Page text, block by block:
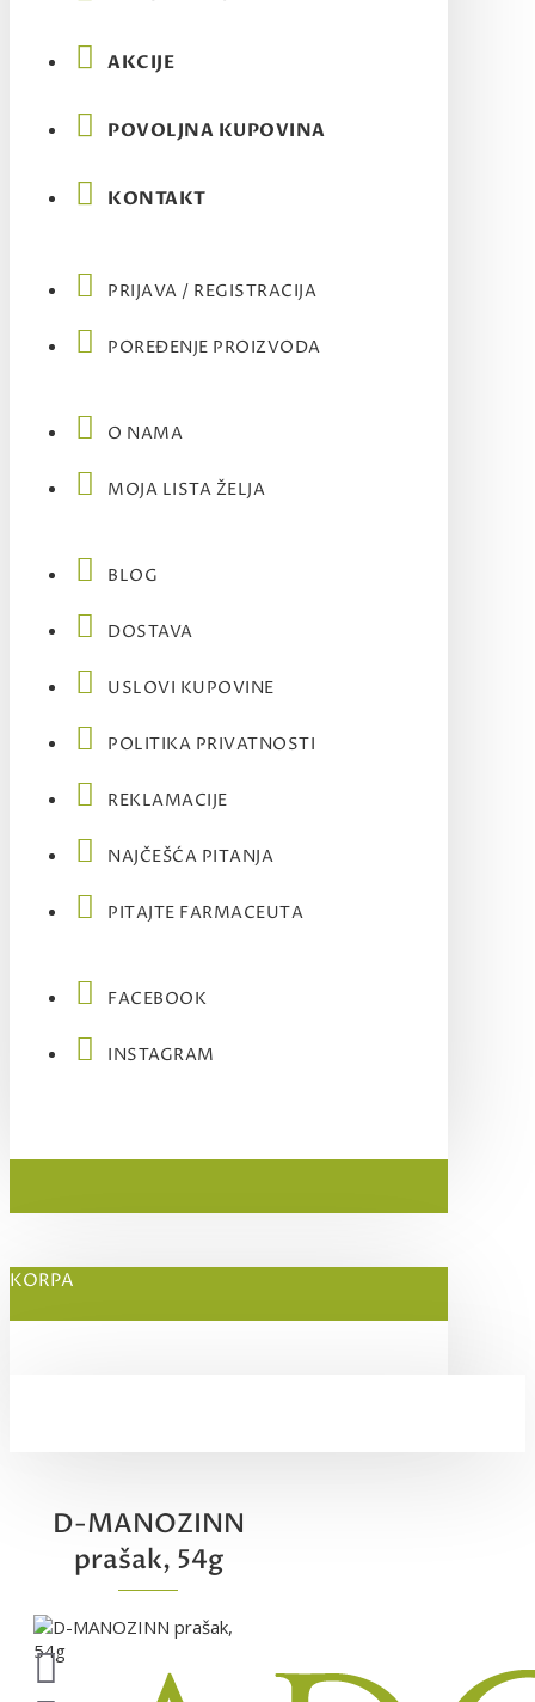
AKCIJE
POVOLJNA KUPOVINA
KONTAKT
PRIJAVA / REGISTRACIJA
POREĐENJE PROIZVODA
O NAMA
MOJA LISTA ŽELJA
BLOG
DOSTAVA
USLOVI KUPOVINE
POLITIKA PRIVATNOSTI
REKLAMACIJE
NAJČEŠĆA PITANJA
PITAJTE FARMACEUTA
FACEBOOK
INSTAGRAM
KORPA
D-MANOZINN
prašak, 54g